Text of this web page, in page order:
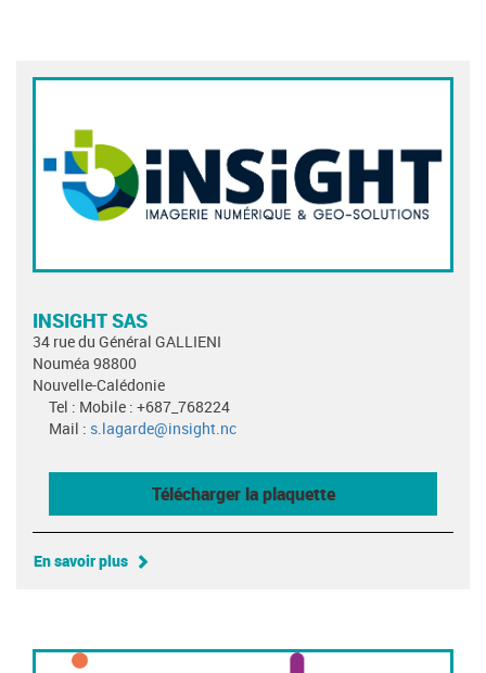
INSIGHT SAS
34 rue du Général GALLIENI
Nouméa 98800
Nouvelle-Calédonie
Tel : Mobile : +687_768224
Mail : s.lagarde@insight.nc
Télécharger la plaquette
En savoir plus